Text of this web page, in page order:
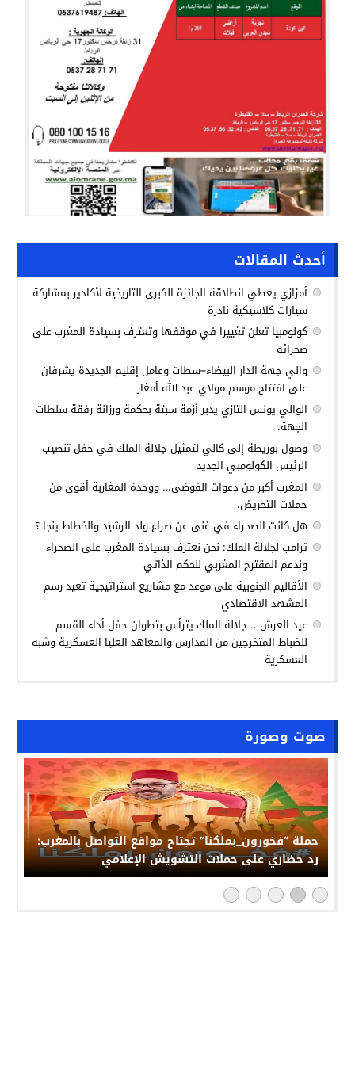
صوت وصورة
حملة “فخورون_بملكنا” تجتاح مواقع التواصل بالمغرب:
رد حضاري على حملات التشويش الإعلامي
أحدث المقالات
أمزازي يعطي انطلاقة الجائزة الكبرى التاريخية لأكادير بمشاركة
سيارات كلاسيكية نادرة
كولومبيا تعلن تغييرا في موقفها وتعترف بسيادة المغرب على
صحرائه
والي جهة الدار البيضاء–سطات وعامل إقليم الجديدة يشرفان
على افتتاح موسم مولاي عبد الله أمغار
الوالي يونس التازي يدبر أزمة سبتة بحكمة ورزانة رفقة سلطات
الجهة.
وصول بوريطة إلى كالي لتمثيل جلالة الملك في حفل تنصيب
الرئيس الكولومبي الجديد
المغرب أكبر من دعوات الفوضى… ووحدة المغاربة أقوى من
حملات التحريض.
هل كانت الصحراء في غنى عن صراع ولد الرشيد والخطاط ينجا ؟
ترامب لجلالة الملك: نحن نعترف بسيادة المغرب على الصحراء
وندعم المقترح المغربي للحكم الذاتي
الأقاليم الجنوبية على موعد مع مشاريع استراتيجية تعيد رسم
المشهد الاقتصادي
عيد العرش .. جلالة الملك يترأس بتطوان حفل أداء القسم
للضباط المتخرجين من المدارس والمعاهد العليا العسكرية وشبه
العسكرية